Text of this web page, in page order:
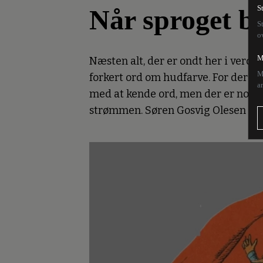
Når sproget
Næsten alt, der er ondt her i
forkert ord om hudfarve. For der
med at kende ord, men der er
strømmen. Søren Gosvig Olesen